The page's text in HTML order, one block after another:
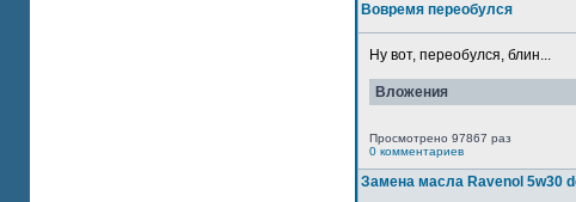
Вовремя переобулся
Ну вот, переобулся, блин...
Вложения
Просмотрено 97867 раз
0 комментариев
Замена масла Ravenol 5w30